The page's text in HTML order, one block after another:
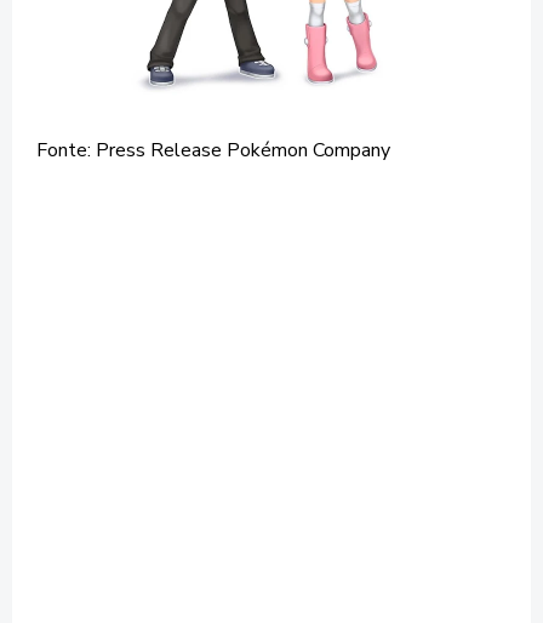
Fonte: Press Release Pokémon Company